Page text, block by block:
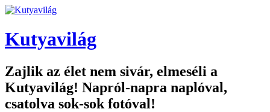
Kutyavilág
Zajlik az élet nem sivár, elmeséli a
Kutyavilág! Napról-napra naplóval,
csatolva sok-sok fotóval!